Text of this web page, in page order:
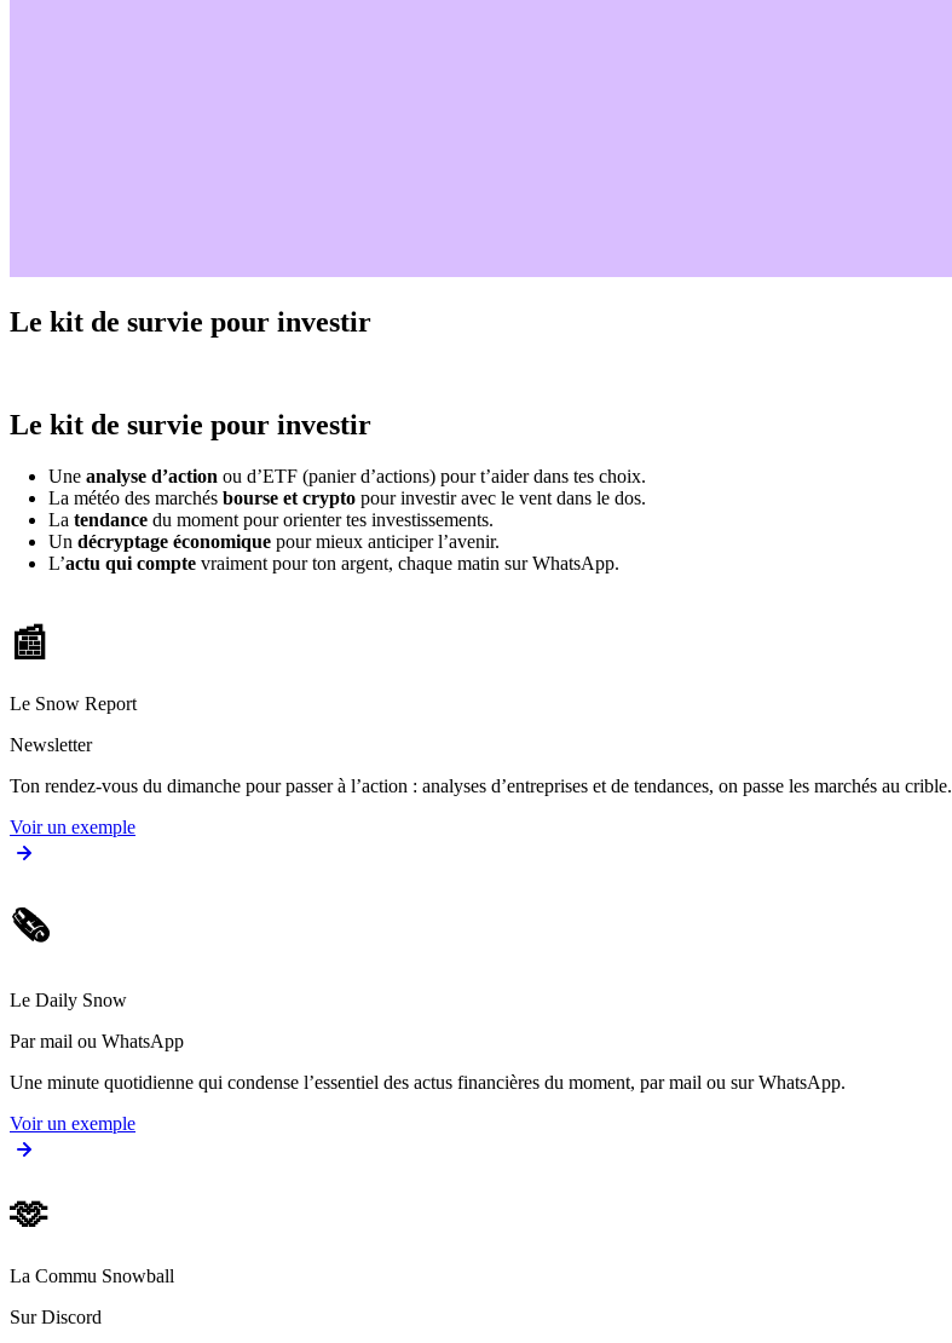
Le kit de survie pour investir
Le kit de survie pour investir
Une analyse d’action ou d’ETF (panier d’actions) pour t’aider dans tes choix.
La météo des marchés bourse et crypto pour investir avec le vent dans le dos.
La tendance du moment pour orienter tes investissements.
Un décryptage économique pour mieux anticiper l’avenir.
L’actu qui compte vraiment pour ton argent, chaque matin sur WhatsApp.
📰
Le Snow Report
Newsletter
Ton rendez-vous du dimanche pour passer à l’action : analyses d’entreprises et de tendances, on passe les marchés au crible.
Voir un exemple
🗞️
Le Daily Snow
Par mail ou WhatsApp
Une minute quotidienne qui condense l’essentiel des actus financières du moment, par mail ou sur WhatsApp.
Voir un exemple
🫶
La Commu Snowball
Sur Discord